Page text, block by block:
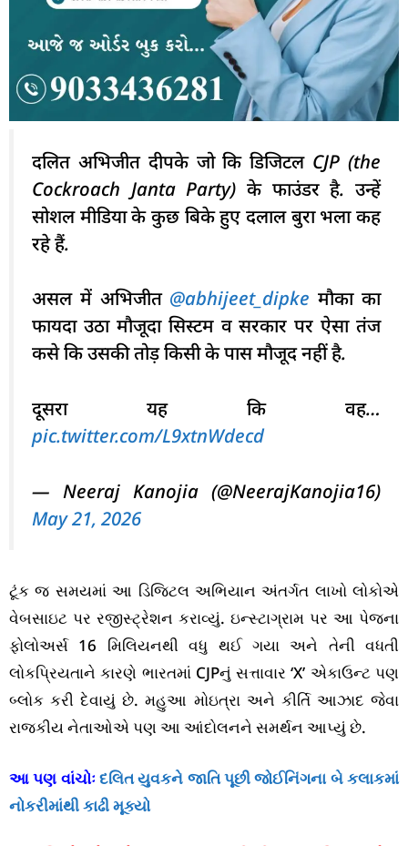
दलित अभिजीत दीपके जो कि डिजिटल CJP (the
Cockroach Janta Party) के फाउंडर है. उन्हें
सोशल मीडिया के कुछ बिके हुए दलाल बुरा भला कह
रहे हैं.
असल में अभिजीत @abhijeet_dipke मौका का
फायदा उठा मौजूदा सिस्टम व सरकार पर ऐसा तंज
कसे कि उसकी तोड़ किसी के पास मौजूद नहीं है.
दूसरा यह कि वह…
pic.twitter.com/L9xtnWdecd
— Neeraj Kanojia (@NeerajKanojia16)
May 21, 2026
ટૂંક જ સમયમાં આ ડિજિટલ અભિયાન અંતર્ગત લાખો લોકોએ
વેબસાઇટ પર રજીસ્ટ્રેશન કરાવ્યું. ઇન્સ્ટાગ્રામ પર આ પેજના
ફોલોઅર્સ 16 મિલિયનથી વધુ થઈ ગયા અને તેની વધતી
લોકપ્રિયતાને કારણે ભારતમાં CJPનું સત્તાવાર ‘X’ એકાઉન્ટ પણ
બ્લોક કરી દેવાયું છે. મહુઆ મોઇત્રા અને કીર્તિ આઝાદ જેવા
રાજકીય નેતાઓએ પણ આ આંદોલનને સમર્થન આપ્યું છે.
આ પણ વાંચોઃ દલિત યુવકને જાતિ પૂછી જોઈનિંગના બે કલાકમાં
નોકરીમાંથી કાઢી મૂક્યો